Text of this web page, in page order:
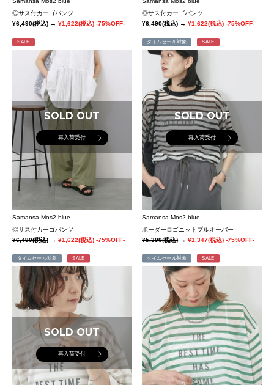
◎サス付カーゴパンツ
¥6,490(税込) → ¥1,622(税込) -75%OFF-
◎サス付カーゴパンツ
¥6,490(税込)→¥1,622(税込) -75%OFF-
SALE
SOLD OUT
再入荷受付
Samansa Mos2 blue
◎サス付カーゴパンツ
¥6,490(税込) → ¥1,622(税込) -75%OFF-
タイムセール対象 SALE
SOLD OUT
再入荷受付
Samansa Mos2 blue
ボーダーロゴニットプルオーバー
¥5,390(税込)→¥1,347(税込) -75%OFF-
タイムセール対象 SALE
SOLD OUT
再入荷受付
タイムセール対象 SALE